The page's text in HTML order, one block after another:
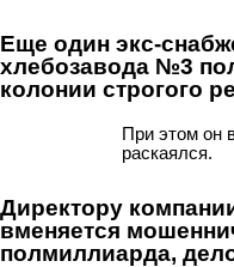
Еще один экс-
хлебозавода №3
колонии строгого
При этом он
раскаялся.
Директору
вменяется
полмиллиарда,